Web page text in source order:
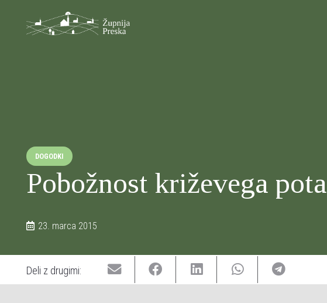
DOGODKI
Pobožnost križevega pota
23. marca 2015
Deli z drugimi: